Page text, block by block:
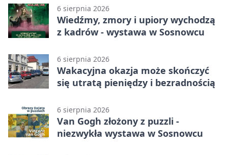
6 sierpnia 2026
Wiedźmy, zmory i upiory wychodzą
z kadrów - wystawa w Sosnowcu
6 sierpnia 2026
Wakacyjna okazja może skończyć
się utratą pieniędzy i bezradnością
6 sierpnia 2026
Van Gogh złożony z puzzli -
niezwykła wystawa w Sosnowcu